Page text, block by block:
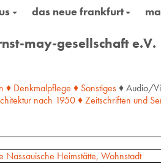
das neue frankfurt
may-gesellschaft e.V.
♦ Denkmalpflege ♦ Sonstiges♦ Audio/
nach 1950 ♦ Zeitschriften und
Nassauische Heimstätte, Wohnstadt